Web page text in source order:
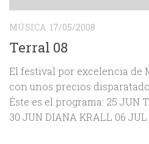
MÚSICA 17/05/2008
Terral 08
El festival por excelencia de
con unos precios
Éste es el programa: 25 JUN
30 JUN DIANA KRALL 06 JUL